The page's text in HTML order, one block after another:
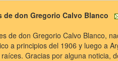
de don Gregorio Calvo Blanco
de don Gregorio Calvo Blanco,
a principios del 1906 y luego a
Gracias por alguna noticia,